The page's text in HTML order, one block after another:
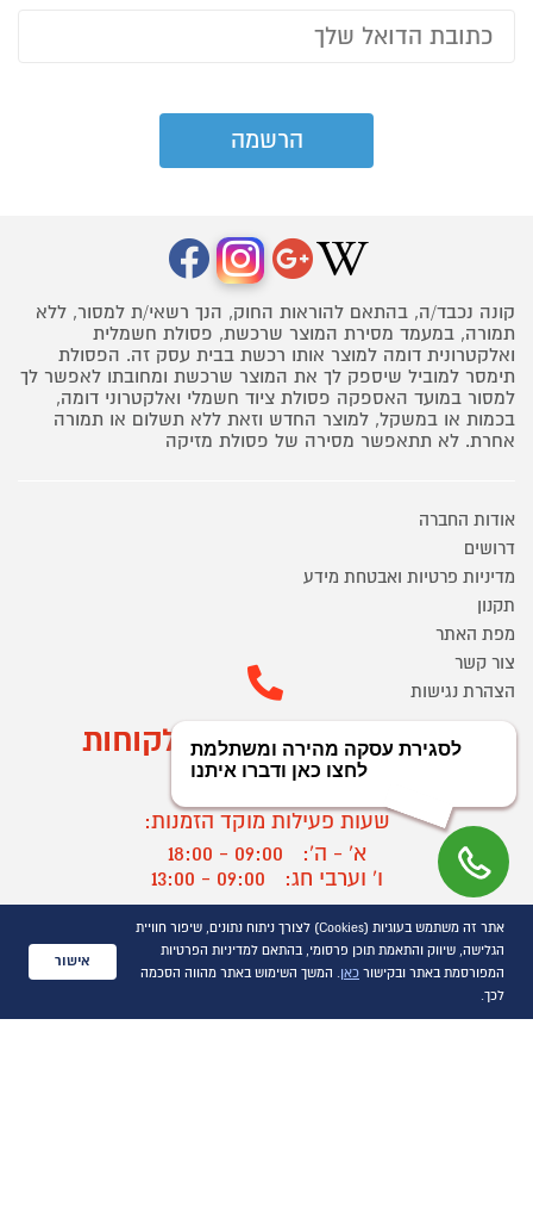
קונה נכבד/ה, בהתאם להוראות החוק, הנך רשאי/ת למסור, ללא
תמורה, במעמד מסירת המוצר שרכשת, פסולת חשמלית
ואלקטרונית דומה למוצר אותו רכשת בבית עסק זה. הפסולת
תימסר למוביל שיספק לך את המוצר שרכשת ומחובתו לאפשר לך
למסור במועד האספקה פסולת ציוד חשמלי ואלקטרוני דומה,
בכמות או במשקל, למוצר החדש וזאת ללא תשלום או תמורה
אחרת. לא תתאפשר מסירה של פסולת מזיקה
אודות החברה
דרושים
מדיניות פרטיות ואבטחת מידע
תקנון
מפת האתר
צור קשר
הצהרת נגישות
מוקד הזמנות ושירות לקוחות
03-9545370
שעות פעילות מוקד הזמנות:
א' - ה':
09:00 - 18:00
ו' וערבי חג:
09:00 - 13:00
שעות פעילות מוקד שירות לקוחות:
א' - ד':
09:00 - 16:30
ה :
09:00 - 16:00
אתר זה משתמש בעוגיות (Cookies) לצורך ניתוח נתונים, שיפור חוויית
הגלישה, שיווק והתאמת תוכן פרסומי, בהתאם למדיניות הפרטיות
המפורסמת באתר ובקישור כאן. המשך השימוש באתר מהווה הסכמה
לכך.
אישור